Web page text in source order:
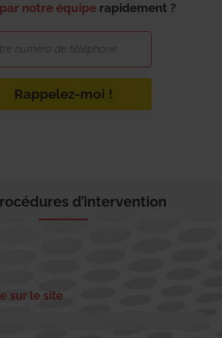
notre équipe rapidement ?
Rappelez-moi !
d’intervention
sur le site